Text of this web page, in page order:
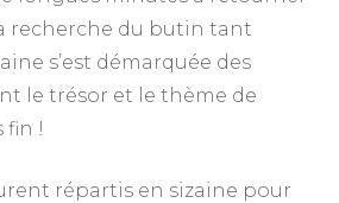
recherche du butin tant
s’est démarquée des
le trésor et le thème de
fin !
répartis en sizaine pour